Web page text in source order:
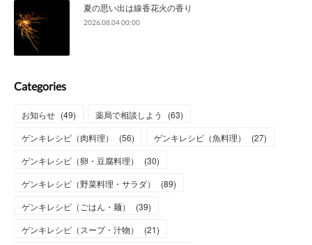
夏の思い出は線香花火の香り
2026.08.04 00:00
Categories
お知らせ (49) 薬局で相談しよう (63)
ゲンキレシピ（肉料理）
(56) ゲンキレシピ（魚料理） (27)
ゲンキレシピ（卵・豆腐料理）
(30)
ゲンキレシピ（野菜料理・サラダ）
(89)
ゲンキレシピ（ごはん・麺）
(39)
ゲンキレシピ（スープ・汁物）
(21)